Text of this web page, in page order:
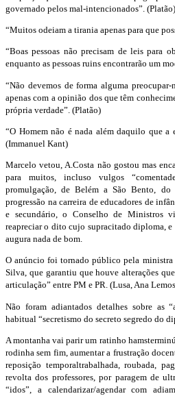
governado pelos mal-intencionados” . (Platão)
“Muitos odeiam a tirania apenas para que
“Boas pessoas não precisam de leis para
enquanto as pessoas ruins encontrarão um
“Não devemos de forma alguma
apenas com a opinião dos que têm
própria verdade”. (Platão)
“O Homem não é nada além daquilo que a
(Immanuel Kant)
Marcelo vetou,A.Costa não gostou mas
para muitos, incluso vulgos “
promulgação, de Belém a São Bento, do
progressão na carreira deeducadores de
e secundário, o Conselho de Ministros
reapreciar o dito cujo supracitado diploma, e
augura nada de bom.
O anúncio foi tornado público pela ministra
Silva, que garantiu quehouve alterações
articulação” entre PM e PR. (Lusa, Ana
Não foram adiantados detalhessobre as
habitual “secretismo do secreto segredo do
A montanha vai parir um ratinho hamster
rodinha sem fim, aumentar a frustração
reposição temporaltrabalhada, roubada,
revolta dos professores, por paragem de
“idos”, a calendarizar/agendarcom